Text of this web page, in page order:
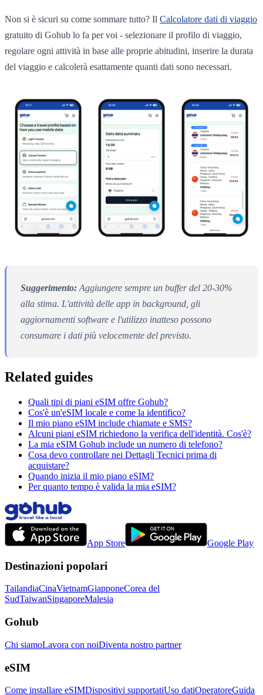
Non si è sicuri su come sommare tutto? Il Calcolatore dati di viaggio
gratuito di Gohub lo fa per voi - selezionare il profilo di viaggio,
regolare ogni attività in base alle proprie abitudini, inserire la durata
del viaggio e calcolerà esattamente quanti dati sono necessari.
Suggerimento: Aggiungere sempre un buffer del 20-30%
alla stima. L'attività delle app in background, gli
aggiornamenti software e l'utilizzo inatteso possono
consumare i dati più velocemente del previsto.
Related guides
Quali tipi di piani eSIM offre Gohub?
Cos'è un'eSIM locale e come la identifico?
Il mio piano eSIM include chiamate e SMS?
Alcuni piani eSIM richiedono la verifica dell'identità. Cos'è?
La mia eSIM Gohub include un numero di telefono?
Cosa devo controllare nei Dettagli Tecnici prima di
acquistare?
Quando inizia il mio piano eSIM?
Per quanto tempo è valida la mia eSIM?
App Store Google Play
Destinazioni popolari
TailandiaCinaVietnamGiapponeCorea del
SudTaiwanSingaporeMalesia
Gohub
Chi siamoLavora con noiDiventa nostro partner
eSIM
Come installare eSIMDispositivi supportatiUso datiOperatoreGuida